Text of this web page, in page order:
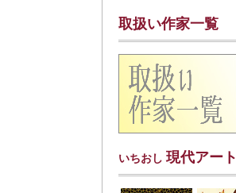
取扱い作家一覧
いちおし 現代アート